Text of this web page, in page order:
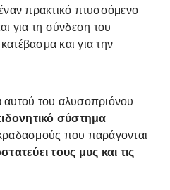
πρακτικό πτυσσόμενο
για τη σύνδεση του
και για την
αυτού του αλυσοπριόνου
σύστημα
που παράγονται
τους μυς και τις